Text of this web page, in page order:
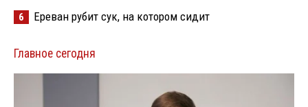
6 Ереван рубит сук, на котором сидит
Главное сегодня